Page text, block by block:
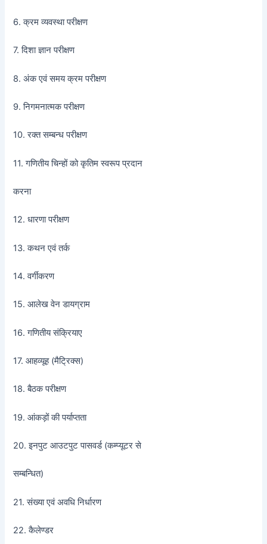
6. क्रम व्यवस्था परीक्षण
7. दिशा ज्ञान परीक्षण
8. अंक एवं समय क्रम परीक्षण
9. निगमनात्मक परीक्षण
10. रक्त सम्बन्ध परीक्षण
11. गणितीय चिन्हों को कृतिम स्वरूप प्रदान
करना
12. धारणा परीक्षण
13. कथन एवं तर्क
14. वर्गीकरण
15. आलेख वेन डायग्राम
16. गणितीय संक्रियाए
17. आहव्यूह (मैट्रिक्स)
18. बैठक परीक्षण
19. आंकड़ों की पर्याप्तता
20. इनपुट आउटपुट पासवर्ड (कम्प्यूटर से
सम्बन्धित)
21. संख्या एवं अवधि निर्धारण
22. कैलेण्डर